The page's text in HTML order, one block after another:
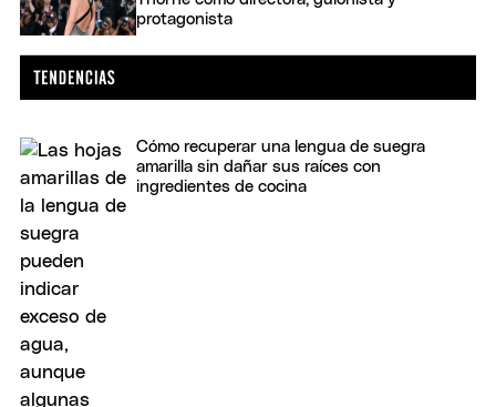
protagonista
Cómo recuperar una lengua de suegra
amarilla sin dañar sus raíces con
ingredientes de cocina